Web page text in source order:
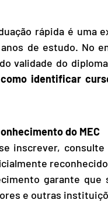
rápida é uma
de estudo. No
validade do
como identificar
do MEC
inscrever,
garante
e outras